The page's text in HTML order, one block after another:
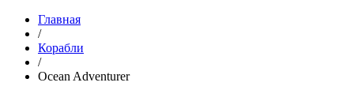
Главная
/
Корабли
/
Ocean Adventurer